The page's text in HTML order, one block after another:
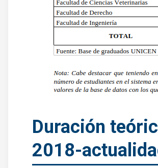
Duración
2018-